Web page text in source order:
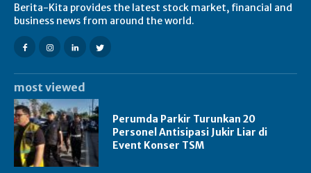
Berita-Kita provides the latest stock market, financial and
business news from around the world.
most viewed
Perumda Parkir Turunkan 20
Personel Antisipasi Jukir Liar di
Event Konser TSM